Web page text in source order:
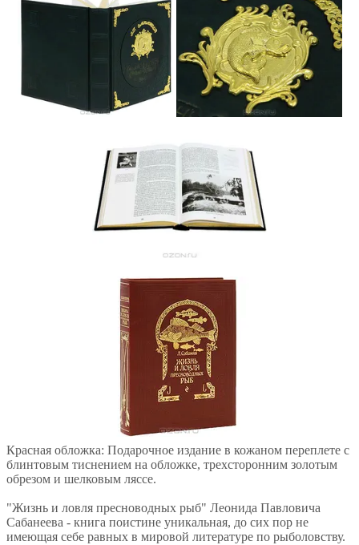
Красная обложка: Подарочное издание в кожаном переплете с
блинтовым тиснением на обложке, трехсторонним золотым
обрезом и шелковым ляссе.
"Жизнь и ловля пресноводных рыб" Леонида Павловича
Сабанеева - книга поистине уникальная, до сих пор не
имеющая себе равных в мировой литературе по рыболовству.